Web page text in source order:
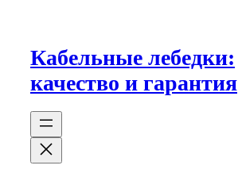
Кабельные лебедки:
качество и гарантия